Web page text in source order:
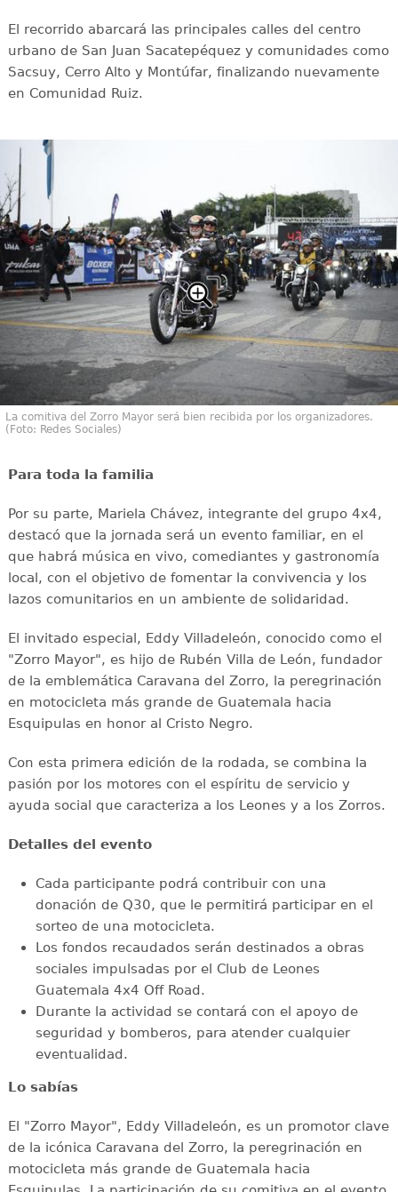
El recorrido abarcará las principales calles del centro
urbano de San Juan Sacatepéquez y comunidades como
Sacsuy, Cerro Alto y Montúfar, finalizando nuevamente
en Comunidad Ruiz.
La comitiva del Zorro Mayor será bien recibida por los organizadores.
(Foto: Redes Sociales)
Para toda la familia
Por su parte, Mariela Chávez, integrante del grupo 4x4,
destacó que la jornada será un evento familiar, en el
que habrá música en vivo, comediantes y gastronomía
local, con el objetivo de fomentar la convivencia y los
lazos comunitarios en un ambiente de solidaridad.
El invitado especial, Eddy Villadeleón, conocido como el
"Zorro Mayor", es hijo de Rubén Villa de León, fundador
de la emblemática Caravana del Zorro, la peregrinación
en motocicleta más grande de Guatemala hacia
Esquipulas en honor al Cristo Negro.
Con esta primera edición de la rodada, se combina la
pasión por los motores con el espíritu de servicio y
ayuda social que caracteriza a los Leones y a los Zorros.
Detalles del evento
Cada participante podrá contribuir con una
donación de Q30, que le permitirá participar en el
sorteo de una motocicleta.
Los fondos recaudados serán destinados a obras
sociales impulsadas por el Club de Leones
Guatemala 4x4 Off Road.
Durante la actividad se contará con el apoyo de
seguridad y bomberos, para atender cualquier
eventualidad.
Lo sabías
El "Zorro Mayor", Eddy Villadeleón, es un promotor clave
de la icónica Caravana del Zorro, la peregrinación en
motocicleta más grande de Guatemala hacia